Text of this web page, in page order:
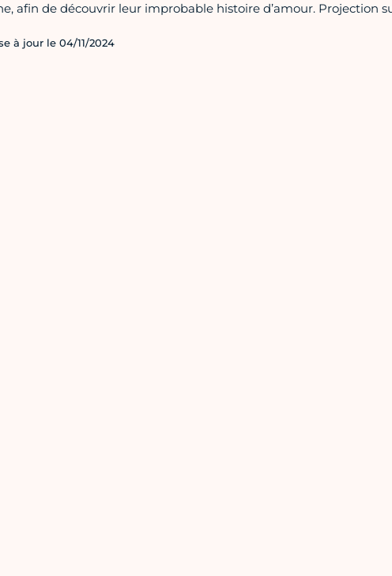
afin de découvrir leur improbable histoire d’amour. Projection
à jour le 04/11/2024